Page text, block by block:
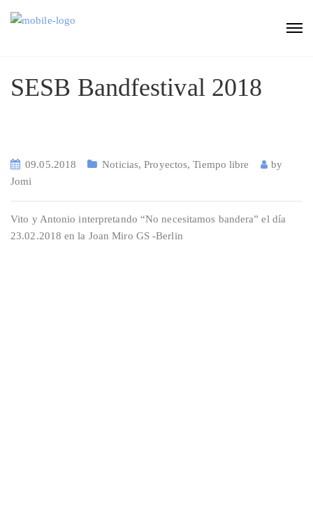
SESB Bandfestival 2018
09.05.2018 Noticias,Proyectos,Tiempo libre
by
Jomi
Vito y Antonio interpretando “No necesitamos bandera” el día
23.02.2018 en la Joan Miro GS -Berlin